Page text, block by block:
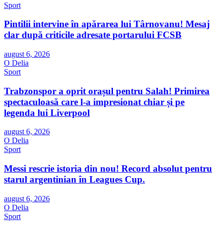
Sport
Pintilii intervine în apărarea lui Târnovanu! Mesaj
clar după criticile adresate portarului FCSB
august 6, 2026
O Delia
Sport
Trabzonspor a oprit orașul pentru Salah! Primirea
spectaculoasă care l-a impresionat chiar și pe
legenda lui Liverpool
august 6, 2026
O Delia
Sport
Messi rescrie istoria din nou! Record absolut pentru
starul argentinian în Leagues Cup.
august 6, 2026
O Delia
Sport